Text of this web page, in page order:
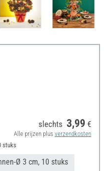
slechts 3,99 €
Alle prijzen plus verzendkosten
stuks
Ø 3 cm, 10 stuks